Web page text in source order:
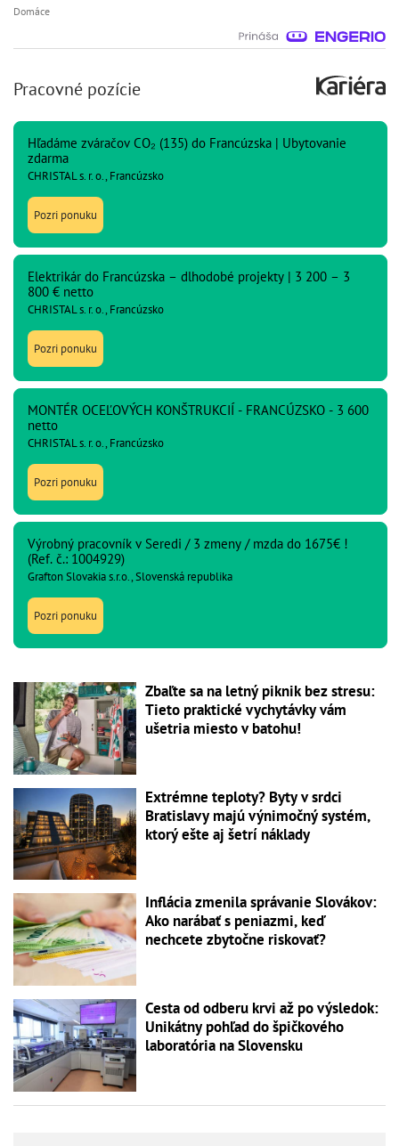
Domáce
Pracovné pozície
Hľadáme zváračov CO₂ (135) do Francúzska | Ubytovanie
zdarma
CHRISTAL s. r. o., Francúzsko
Pozri ponuku
Elektrikár do Francúzska – dlhodobé projekty | 3 200 – 3
800 € netto
CHRISTAL s. r. o., Francúzsko
Pozri ponuku
MONTÉR OCEĽOVÝCH KONŠTRUKCIÍ - FRANCÚZSKO - 3 600
netto
CHRISTAL s. r. o., Francúzsko
Pozri ponuku
Výrobný pracovník v Seredi / 3 zmeny / mzda do 1675€ !
(Ref. č.: 1004929)
Grafton Slovakia s.r.o., Slovenská republika
Pozri ponuku
Zbaľte sa na letný piknik bez stresu:
Tieto praktické vychytávky vám
ušetria miesto v batohu!
Extrémne teploty? Byty v srdci
Bratislavy majú výnimočný systém,
ktorý ešte aj šetrí náklady
Inflácia zmenila správanie Slovákov:
Ako narábať s peniazmi, keď
nechcete zbytočne riskovať?
Cesta od odberu krvi až po výsledok:
Unikátny pohľad do špičkového
laboratória na Slovensku